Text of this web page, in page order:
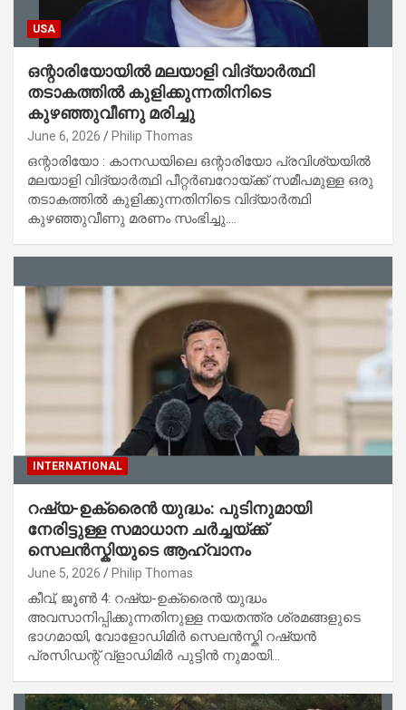
USA
ഒന്റാരിയോയിൽ മലയാളി വിദ്യാർത്ഥി
തടാകത്തിൽ കുളിക്കുന്നതിനിടെ
കുഴഞ്ഞുവീണു മരിച്ചു
June 6, 2026 Philip Thomas
ഒന്റാരിയോ : കാനഡയിലെ ഒന്റാരിയോ പ്രവിശ്യയിൽ
മലയാളി വിദ്യാർത്ഥി പീറ്റർബറോയ്ക്ക് സമീപമുള്ള ഒരു
തടാകത്തിൽ കുളിക്കുന്നതിനിടെ വിദ്യാർത്ഥി
കുഴഞ്ഞുവീണു മരണം സംഭിച്ചു.…
INTERNATIONAL
റഷ്യ-ഉക്രൈൻ യുദ്ധം: പുടിനുമായി
നേരിട്ടുള്ള സമാധാന ചർച്ചയ്ക്ക്
സെലൻസ്കിയുടെ ആഹ്വാനം
June 5, 2026 Philip Thomas
കീവ്, ജൂൺ 4: റഷ്യ-ഉക്രൈൻ യുദ്ധം
അവസാനിപ്പിക്കുന്നതിനുള്ള നയതന്ത്ര ശ്രമങ്ങളുടെ
ഭാഗമായി, വോളോഡിമിർ സെലൻസ്കി റഷ്യൻ
പ്രസിഡന്റ് വ്ളാഡിമിർ പുട്ടിൻ നുമായി…